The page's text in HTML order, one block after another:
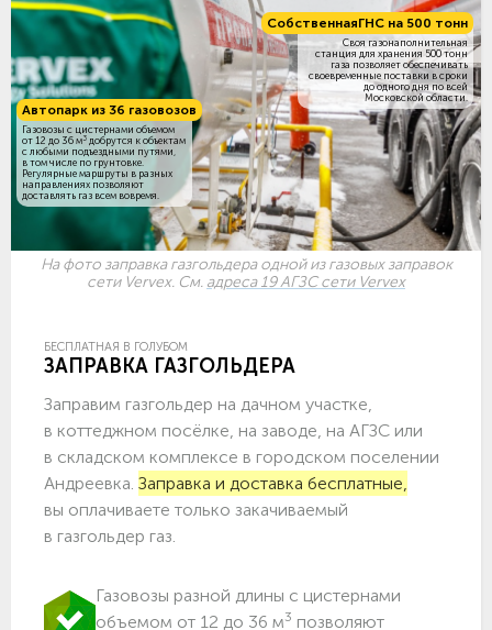
СобственнаяГНС на 500 тонн
Своя газонаполнительная
станция для хранения 500 тонн
газа позволяет обеспечивать
своевременные поставки в сроки
до одного дня по всей
Московской области.
Автопарк из 36 газовозов
Газовозы с цистернами объемом
от 12 до 36 м3 добрутся к объектам
c любыми подъездными путями,
в том числе по грунтовке.
Регулярные маршруты в разных
направлениях позволяют
доставлять газ всем вовремя.
На фото заправка газгольдера одной из газовых заправок
сети Vervex. См. адреса 19 АГЗС сети Vervex
БЕСПЛАТНАЯ В ГОЛУБОМ
ЗАПРАВКА ГАЗГОЛЬДЕРА
Заправим газгольдер на дачном участке,
в коттеджном посёлке, на заводе, на АГЗС или
в складском комплексе в городском поселении
Андреевка. Заправка и доставка бесплатные,
вы оплачиваете только закачиваемый
в газгольдер газ.
Газовозы разной длины с цистернами
объемом от 12 до 36 м3 позволяют